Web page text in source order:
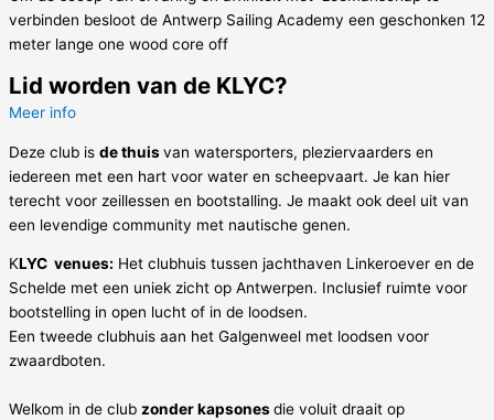
verbinden besloot de Antwerp Sailing Academy een geschonken 12
meter lange one wood core off
Lid worden van de KLYC?
Meer info
Deze club is de thuisvan watersporters, pleziervaarders en
iedereen met een hart voor water en scheepvaart. Je kan hier
terecht voor zeillessen en bootstalling. Je maakt ook deel uit van
een levendige community met nautische genen.
KLYC venues: Het clubhuis tussen jachthaven Linkeroever en de
Schelde met een uniek zicht op Antwerpen. Inclusief ruimte voor
bootstelling in open lucht of in de loodsen.
Een tweede clubhuis aan het Galgenweel met loodsen voor
zwaardboten.
Welkom in de club zonder kapsonesdie voluit draait op